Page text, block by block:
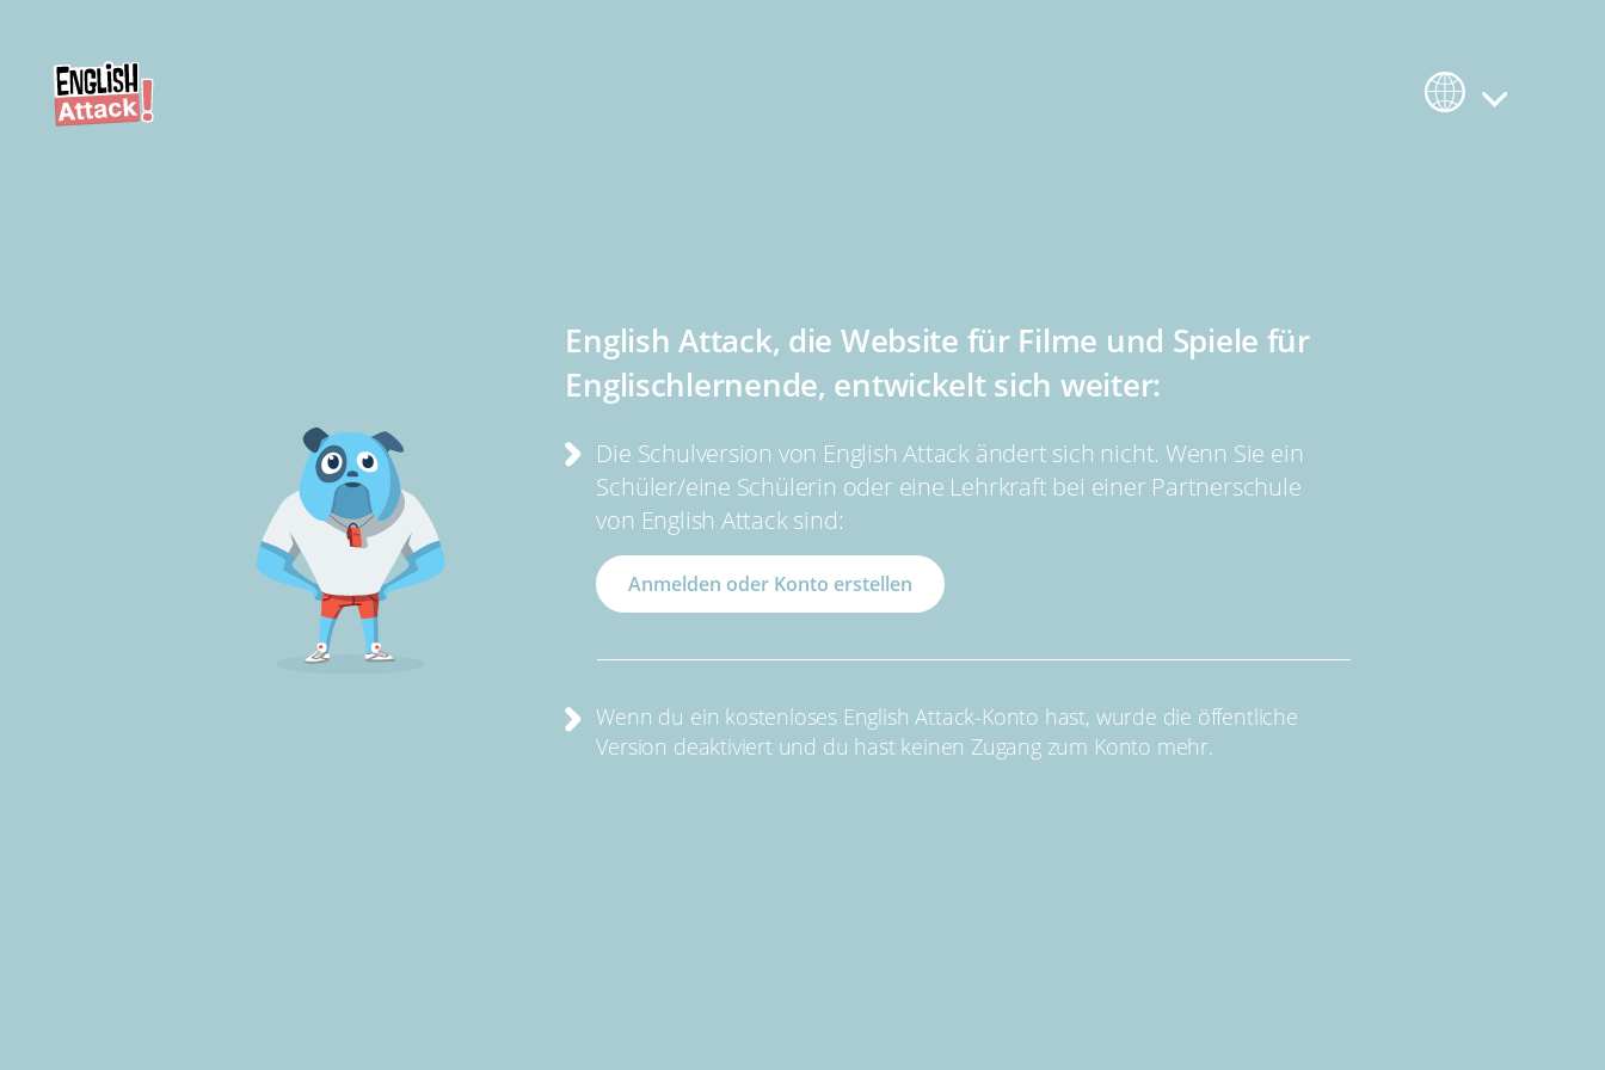
English Attack, die Website für Filme und Spiele für
Englischlernende, entwickelt sich weiter:
Die Schulversion von English Attack ändert sich nicht. Wenn Sie ein
Schüler/eine Schülerin oder eine Lehrkraft bei einer Partnerschule
von English Attack sind:
Anmelden oder Konto erstellen
Wenn du ein kostenloses English Attack-Konto hast, wurde die öffentliche
Version deaktiviert und du hast keinen Zugang zum Konto mehr.